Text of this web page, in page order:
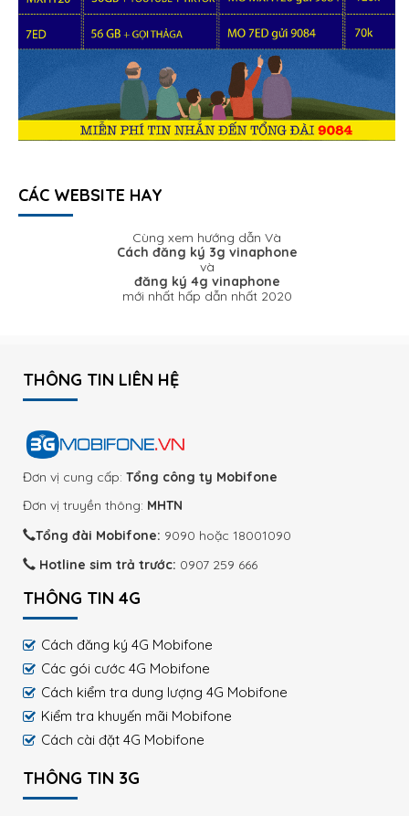
CÁC WEBSITE HAY
Cùng xem hướng dẫn Và
Cách đăng ký 3g vinaphone
và
đăng ký 4g vinaphone
mới nhất hấp dẫn nhất 2020
THÔNG TIN LIÊN HỆ
Đơn vị cung cấp: Tổng công ty Mobifone
Đơn vị truyền thông: MHTN
Tổng đài Mobifone: 9090 hoặc 18001090
Hotline sim trả trước: 0907 259 666
THÔNG TIN 4G
Cách đăng ký 4G Mobifone
Các gói cước 4G Mobifone
Cách kiểm tra dung lượng 4G Mobifone
Kiểm tra khuyến mãi Mobifone
Cách cài đặt 4G Mobifone
THÔNG TIN 3G